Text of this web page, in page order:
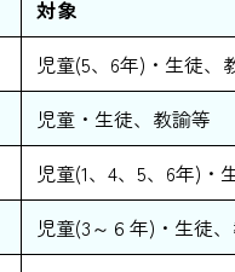
対象
児童(5、6年)・生徒、
児童・生徒、教諭等
児童(1、4、5、6年)・
児童(3～６年)・生徒